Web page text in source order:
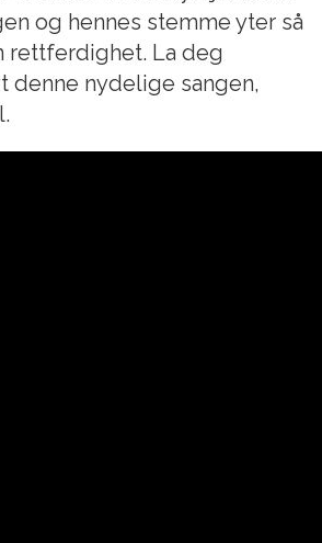
og hennes stemme yter så
rettferdighet. La deg
denne nydelige sangen,